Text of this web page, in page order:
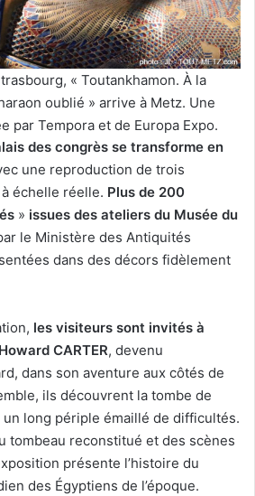
« Toutankhamon. À la
oublié » arrive à Metz. Une
par Tempora et de Europa Expo.
des congrès se transforme en
une reproduction de trois
échelle réelle. Plus de 200
» issues des ateliers du Musée du
le Ministère des Antiquités
dans des décors fidèlement
les visiteurs sont invités à
CARTER, devenu
dans son aventure aux côtés de
ils découvrent la tombe de
un long périple émaillé de difficultés.
tombeau reconstitué et des scènes
présente l’histoire du
des Égyptiens de l’époque.